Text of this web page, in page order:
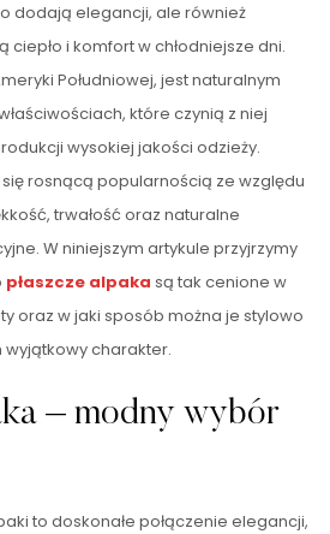
dodają elegancji, ale również
i komfort w chłodniejsze dni.
Południowej, jest naturalnym
które czynią z niej
wysokiej jakości odzieży.
się rosnącą popularnością ze względu
trwałość oraz naturalne
W niniejszym artykule przyjrzymy
płaszcze alpaka są tak cenione w
oraz w jaki sposób można je stylowo
charakter.
– modny wybór
to doskonałe połączenie elegancji,